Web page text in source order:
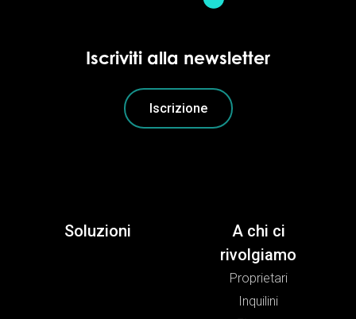
Iscriviti alla newsletter
Iscrizione
Soluzioni
A chi ci
rivolgiamo
Proprietari
Inquilini